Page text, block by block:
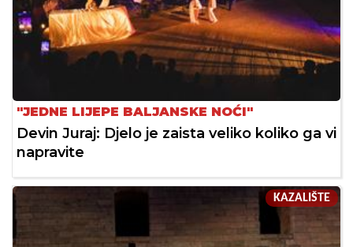
"JEDNE LIJEPE BALJANSKE NOĆI"
Devin Juraj: Djelo je zaista veliko koliko ga vi
napravite
KAZALIŠTE